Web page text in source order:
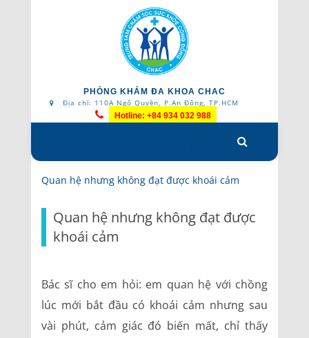
PHÒNG KHÁM ĐA KHOA CHAC
Địa chỉ: 110A Ngô Quyền, P.An Đông, TP.HCM
Hotline: +84 934 032 988
to
content
Quan hệ nhưng không đạt được khoái cảm
Quan hệ nhưng không đạt được
khoái cảm
Bác sĩ cho em hỏi: em quan hệ với chồng
lúc mới bắt đầu có khoái cảm nhưng sau
vài phút, cảm giác đó biến mất, chỉ thấy